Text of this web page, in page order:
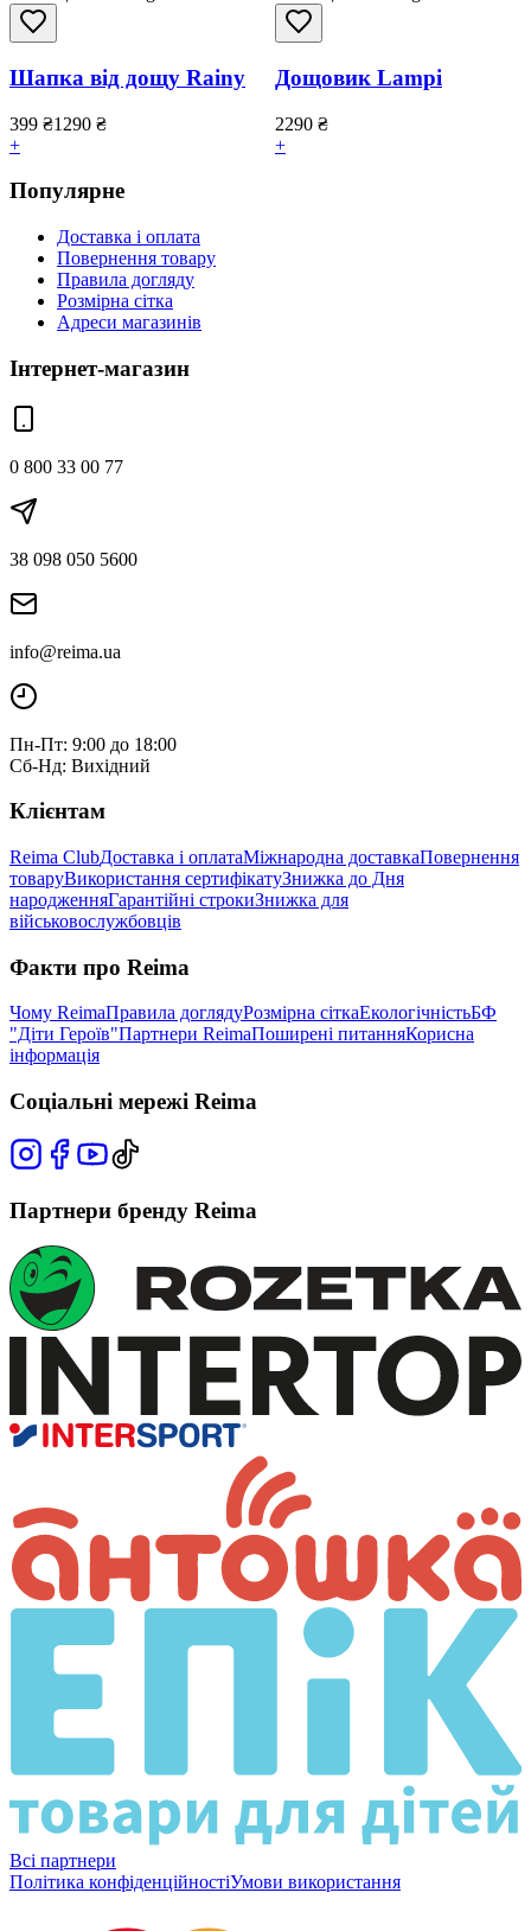
Шапка від дощу Rainy
399 ₴1290 ₴
+
Дощовик Lampi
2290 ₴
+
Популярне
Доставка і оплата
Повернення товару
Правила догляду
Розмірна сітка
Адреси магазинів
Інтернет-магазин
0 800 33 00 77
38 098 050 5600
info@reima.ua
Пн-Пт: 9:00 до 18:00
Сб-Нд: Вихідний
Клієнтам
Reima ClubДоставка і оплатаМіжнародна доставкаПовернення
товаруВикористання сертифікатуЗнижка до Дня
народженняГарантійні строкиЗнижка для
військовослужбовців
Факти про Reima
Чому ReimaПравила доглядуРозмірна сіткаЕкологічністьБФ
"Діти Героїв"Партнери ReimaПоширені питанняКорисна
інформація
Соціальні мережі Reima
Партнери бренду Reima
Всі партнери
Політика конфіденційностіУмови використання